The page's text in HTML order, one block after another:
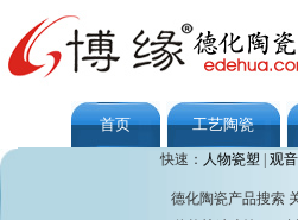
首页 工艺陶瓷
快速： 人物瓷塑 观音|
德化陶瓷产品搜索